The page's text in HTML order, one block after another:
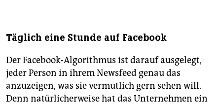
Täglich eine Stunde auf Facebook
Der Facebook-Algorithmus ist darauf ausgelegt,
jeder Person in ihrem Newsfeed genau das
anzuzeigen, was sie vermutlich gern sehen will.
Denn natürlicherweise hat das Unternehmen ein